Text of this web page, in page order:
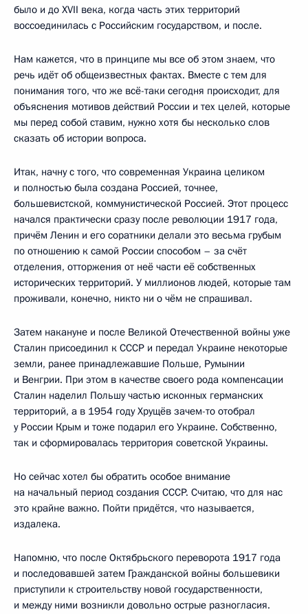
было и до XVII века, когда часть этих территорий
воссоединилась с Российским государством, и после.
Нам кажется, что в принципе мы все об этом знаем, что
речь идёт об общеизвестных фактах. Вместе с тем для
понимания того, что же всё-таки сегодня происходит, для
объяснения мотивов действий России и тех целей, которые
мы перед собой ставим, нужно хотя бы несколько слов
сказать об истории вопроса.
Итак, начну с того, что современная Украина целиком
и полностью была создана Россией, точнее,
большевистской, коммунистической Россией. Этот процесс
начался практически сразу после революции 1917 года,
причём Ленин и его соратники делали это весьма грубым
по отношению к самой России способом – за счёт
отделения, отторжения от неё части её собственных
исторических территорий. У миллионов людей, которые там
проживали, конечно, никто ни о чём не спрашивал.
Затем накануне и после Великой Отечественной войны уже
Сталин присоединил к СССР и передал Украине некоторые
земли, ранее принадлежавшие Польше, Румынии
и Венгрии. При этом в качестве своего рода компенсации
Сталин наделил Польшу частью исконных германских
территорий, а в 1954 году Хрущёв зачем-то отобрал
у России Крым и тоже подарил его Украине. Собственно,
так и сформировалась территория советской Украины.
Но сейчас хотел бы обратить особое внимание
на начальный период создания СССР. Считаю, что для нас
это крайне важно. Пойти придётся, что называется,
издалека.
Напомню, что после Октябрьского переворота 1917 года
и последовавшей затем Гражданской войны большевики
приступили к строительству новой государственности,
и между ними возникли довольно острые разногласия.